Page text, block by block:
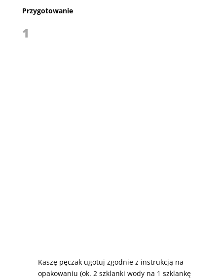
Przygotowanie
1
Kaszę pęczak ugotuj zgodnie z instrukcją na
opakowaniu (ok. 2 szklanki wody na 1 szklankę